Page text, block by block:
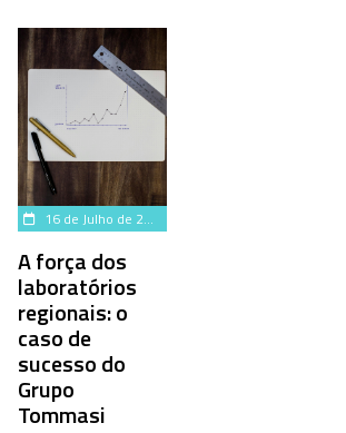
16 de Julho de 2024
A força dos
laboratórios
regionais: o
caso de
sucesso do
Grupo
Tommasi